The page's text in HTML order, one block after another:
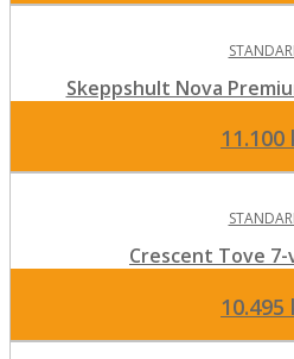
Skeppshult Nova
11.100
Crescent Tove
10.495